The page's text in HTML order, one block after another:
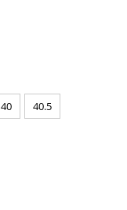
40 40.5